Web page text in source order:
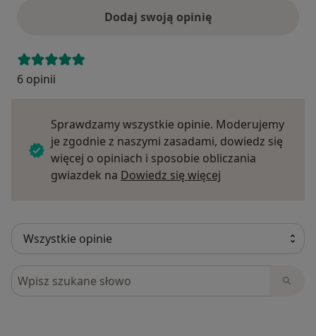
Dodaj swoją opinię
6 opinii
Sprawdzamy wszystkie opinie. Moderujemy
je zgodnie z naszymi zasadami, dowiedz się
więcej o opiniach i sposobie obliczania
gwiazdek na Dowiedz się więcej
Szukaj w opiniach